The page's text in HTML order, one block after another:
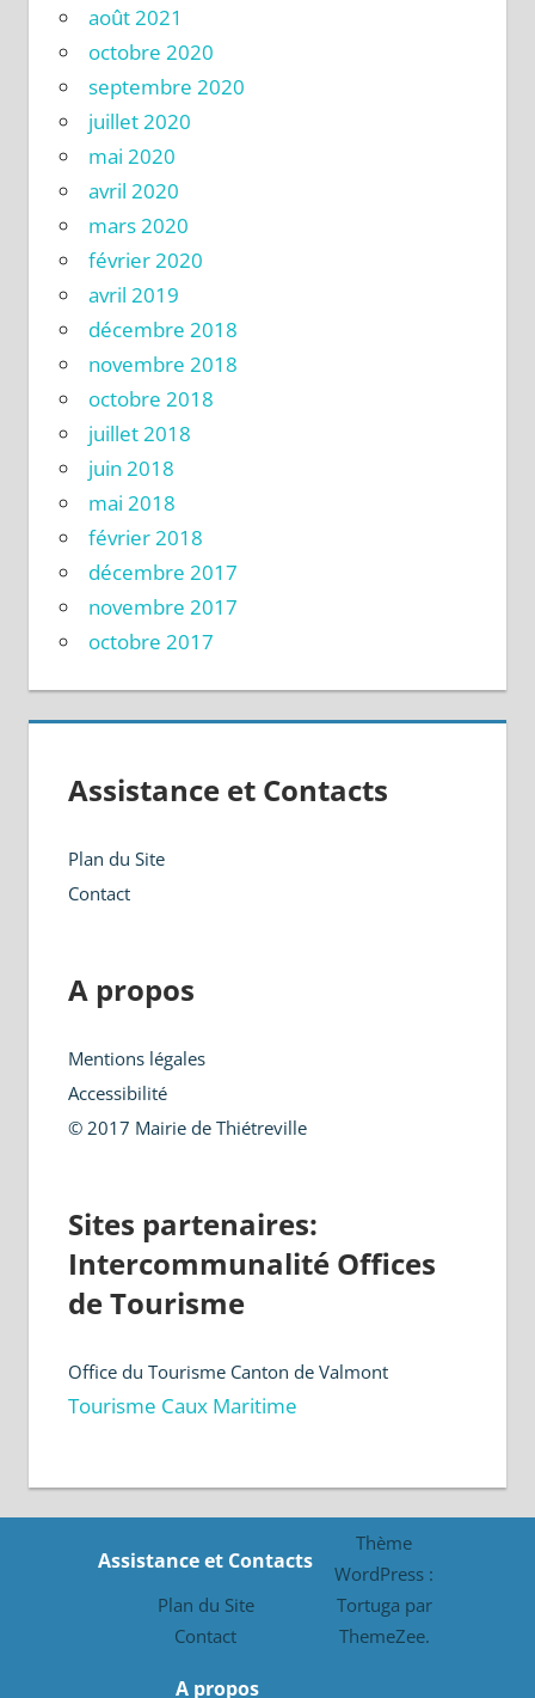
août 2021
octobre 2020
septembre 2020
juillet 2020
mai 2020
avril 2020
mars 2020
février 2020
avril 2019
décembre 2018
novembre 2018
octobre 2018
juillet 2018
juin 2018
mai 2018
février 2018
décembre 2017
novembre 2017
octobre 2017
Assistance et Contacts
Plan du Site
Contact
A propos
Mentions légales
Accessibilité
© 2017 Mairie de Thiétreville
Sites partenaires:
Intercommunalité Offices
de Tourisme
Office du Tourisme Canton de Valmont
Tourisme Caux Maritime
Assistance et Contacts
Plan du Site
Contact
A propos
Thème
WordPress :
Tortuga par
ThemeZee.